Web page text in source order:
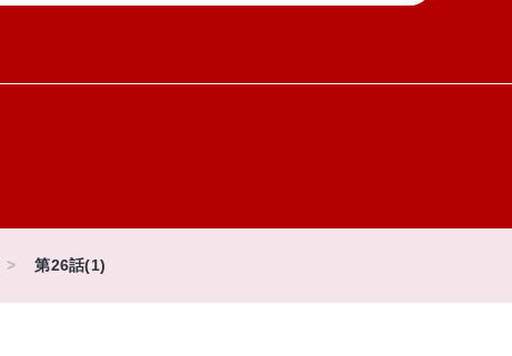
第26話(1)